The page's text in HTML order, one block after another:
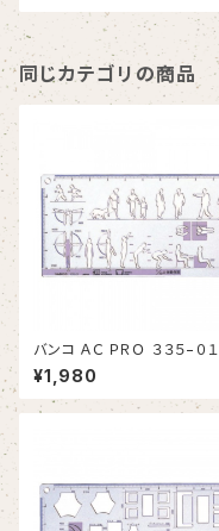
同じカテゴリの商品
バンコ ＡＣ ＰＲＯ ３３５−０１
¥1,980